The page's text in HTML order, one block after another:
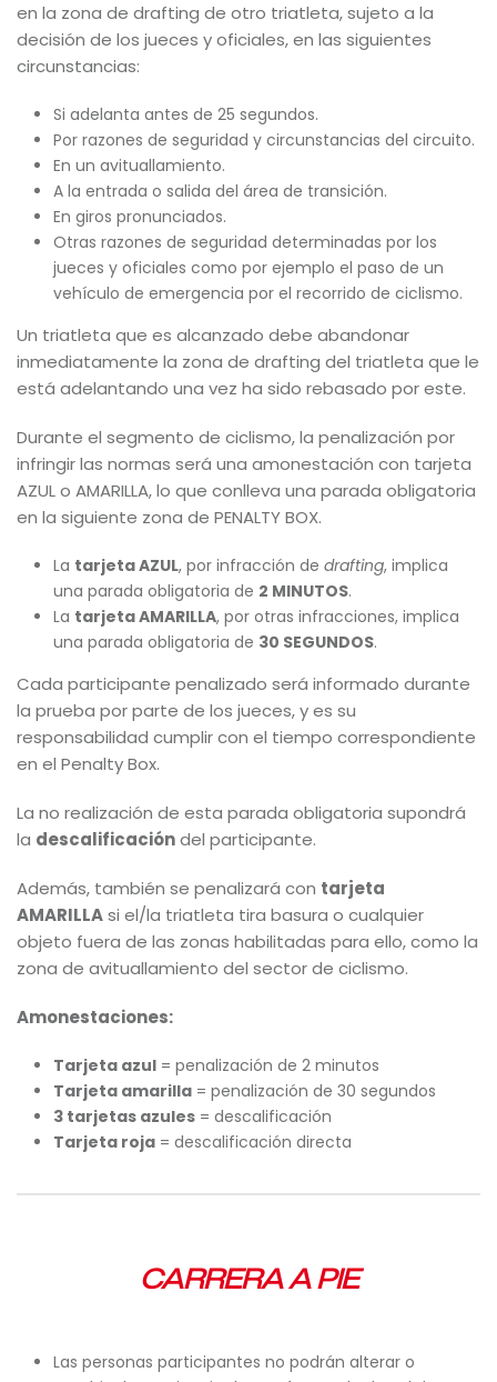
en la zona de drafting de otro triatleta, sujeto a la
decisión de los jueces y oficiales, en las siguientes
circunstancias:
Si adelanta antes de 25 segundos.
Por razones de seguridad y circunstancias del circuito.
En un avituallamiento.
A la entrada o salida del área de transición.
En giros pronunciados.
Otras razones de seguridad determinadas por los
jueces y oficiales como por ejemplo el paso de un
vehículo de emergencia por el recorrido de ciclismo.
Un triatleta que es alcanzado debe abandonar
inmediatamente la zona de drafting del triatleta que le
está adelantando una vez ha sido rebasado por este.
Durante el segmento de ciclismo, la penalización por
infringir las normas será una amonestación con tarjeta
AZUL o AMARILLA, lo que conlleva una parada obligatoria
en la siguiente zona de PENALTY BOX.
La tarjeta AZUL, por infracción de drafting, implica
una parada obligatoria de 2 MINUTOS.
La tarjeta AMARILLA, por otras infracciones, implica
una parada obligatoria de 30 SEGUNDOS.
Cada participante penalizado será informado durante
la prueba por parte de los jueces, y es su
responsabilidad cumplir con el tiempo correspondiente
en el Penalty Box.
La no realización de esta parada obligatoria supondrá
la descalificacióndel participante.
Además, también se penalizará con tarjeta
AMARILLAsi el/la triatleta tira basura o cualquier
objeto fuera de las zonas habilitadas para ello, como la
zona de avituallamiento del sector de ciclismo.
Amonestaciones:
Tarjeta azul= penalización de 2 minutos
Tarjeta amarilla= penalización de 30 segundos
3 tarjetas azules= descalificación
Tarjeta roja= descalificación directa
CARRERA A PIE
Las personas participantes no podrán alterar o